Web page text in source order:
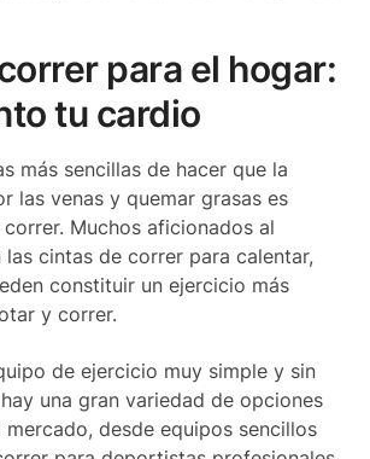
para el hogar:
tu cardio
más sencillas de hacer que la
las venas y quemar grasas es
Muchos aficionados al
cintas de correr para calentar,
constituir un ejercicio más
y correr.
de ejercicio muy simple y sin
una gran variedad de opciones
desde equipos sencillos